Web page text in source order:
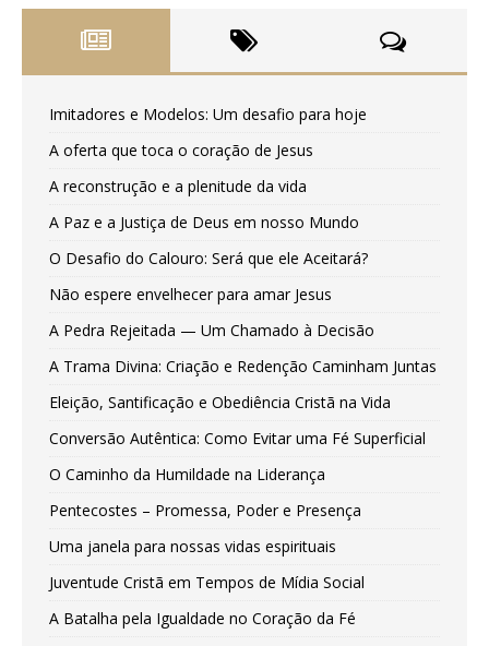
Imitadores e Modelos: Um desafio para hoje
A oferta que toca o coração de Jesus
A reconstrução e a plenitude da vida
A Paz e a Justiça de Deus em nosso Mundo
O Desafio do Calouro: Será que ele Aceitará?
Não espere envelhecer para amar Jesus
A Pedra Rejeitada — Um Chamado à Decisão
A Trama Divina: Criação e Redenção Caminham Juntas
Eleição, Santificação e Obediência Cristã na Vida
Conversão Autêntica: Como Evitar uma Fé Superficial
O Caminho da Humildade na Liderança
Pentecostes – Promessa, Poder e Presença
Uma janela para nossas vidas espirituais
Juventude Cristã em Tempos de Mídia Social
A Batalha pela Igualdade no Coração da Fé